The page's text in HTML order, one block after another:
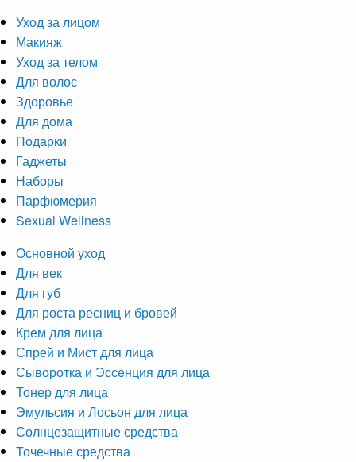
Уход за лицом
Макияж
Уход за телом
Для волос
Здоровье
Для дома
Подарки
Гаджеты
Наборы
Парфюмерия
Sexual Wellness
Основной уход
Для век
Для губ
Для роста ресниц и бровей
Крем для лица
Спрей и Мист для лица
Сыворотка и Эссенция для лица
Тонер для лица
Эмульсия и Лосьон для лица
Солнцезащитные средства
Точечные средства